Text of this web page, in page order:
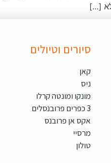
לא […]
סיורים וטיולים
קאן
ניס
מונקו ומונטה קרלו
3 כפרים פרובנסלים
אקס אן פרובנס
מרסיי
טולון